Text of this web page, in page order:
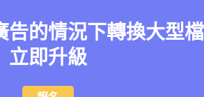
的情況下轉換大型
立即升級